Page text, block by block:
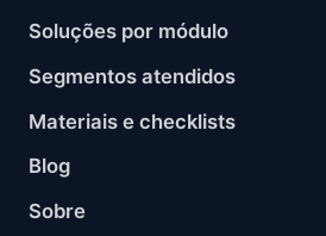
Soluções por módulo
Segmentos atendidos
Materiais e checklists
Blog
Sobre